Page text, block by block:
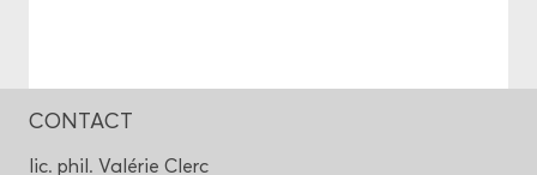
CONTACT
lic. phil. Va­lé­rie Clerc